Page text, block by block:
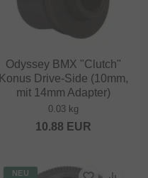
Odyssey BMX "Clutch"
Konus Drive-Side (10mm,
mit 14mm Adapter)
0.03 kg
10.88 EUR
NEU